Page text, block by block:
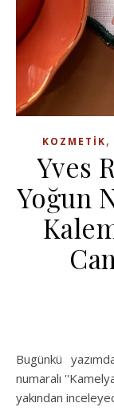
KOZMETIK,
Yves
Yoğun
Bugünkü yazımda sizlerle; Yves Rocher markasının 07
numaralı
yakından